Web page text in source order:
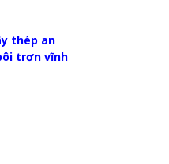
thép an
trơn vĩnh